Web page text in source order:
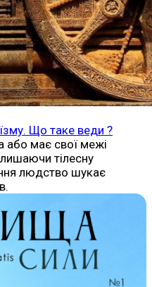
Що таке веди ?
має свої межі
тілесну
людство шукає